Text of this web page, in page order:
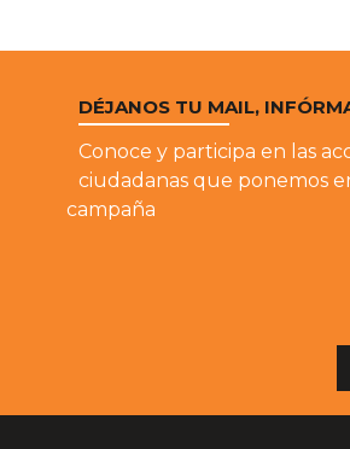
DÉJANOS TU MAIL,
Conoce y participa en las
ciudadanas que ponemos
campaña